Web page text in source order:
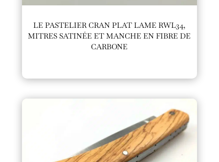
LE PASTELIER CRAN PLAT LAME RWL34,
MITRES SATINÉE ET MANCHE EN FIBRE DE
CARBONE